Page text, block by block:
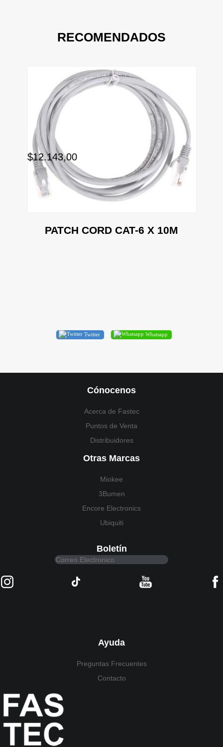
RECOMENDADOS
PATCH CORD CAT-6 X 10M
$12.143,00
Twitter Whatsapp
Cónocenos
Acerca de Fastec
Puntos de Venta
Distribuidores
Otras Marcas
Miokee
3Bumen
Encore Electronics
Ubiquiti
Boletín
Ayuda
Preguntas Frecuentes
Contacto